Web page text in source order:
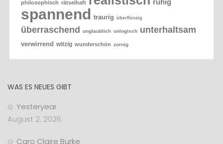
philosophisch rätselhaft ruhig
spannend traurig überflüssig
überraschend unglaublich unlogisch unterhaltsam
verwirrend witzig wunderschön zornig
WAS ES NEUES GIBT
Yesteryear
August 2, 2026
Caro Claire Burke